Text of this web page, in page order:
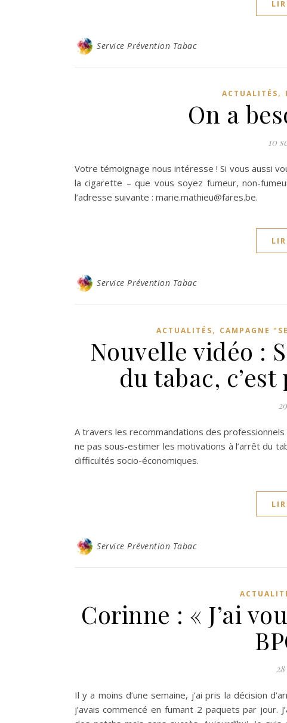
Service Prévention Tabac
ACTUALITÉS,
On a
10
Votre témoignage nous intéresse ! Si vous aussi
la cigarette – que vous soyez fumeur, non-
l’adresse suivante : marie.mathieu@fares.be.
Service Prévention Tabac
ACTUALITÉS, CAMPAGNE
Nouvelle vidéo :
du tabac,
A travers les recommandations des
ne pas sous-estimer les motivations à l’arrêt du
difficultés socio-économiques.
Service Prévention Tabac
Corinne : « J’ai
Il y a moins d’une semaine, j’ai pris la décision
j’avais commencé en fumant 2 paquets par jour.